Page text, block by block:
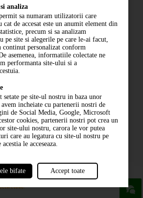
NEWSLETTER
ABONARE
analiza
sa numaram utilizatorii care
cat de accesat este un anumit element din
precum si sa analizam
pe site si alegerile pe care le-ai facut,
personalizat conform
asemenea, informatiile colectate ne
performanta site-ului si a
setate pe site-ul nostru in baza unor
incheiate cu partenerii nostri de
de Social Media, Google, Microsoft
cookies, partenerii nostri pot crea un
site-ului nostru, carora le vor putea
care au legatura cu site-ul nostru pe
le acceseaza.
bifate Accept toate